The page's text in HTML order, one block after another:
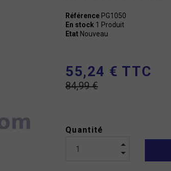
Référence PG1050
En stock 1 Produit
Etat Nouveau
55,24 € TTC
84,99 €
Quantité